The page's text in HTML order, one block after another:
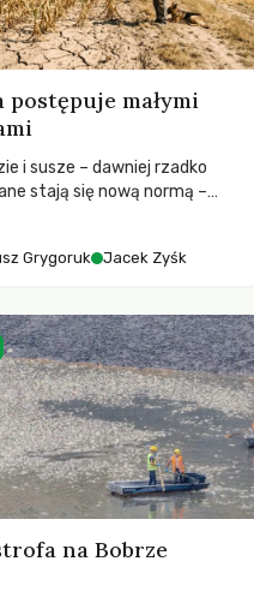
postępuje małymi
i susze – dawniej rzadko
stają się nową normą –
Grygoruk Jacek Zyśk
na Bobrze